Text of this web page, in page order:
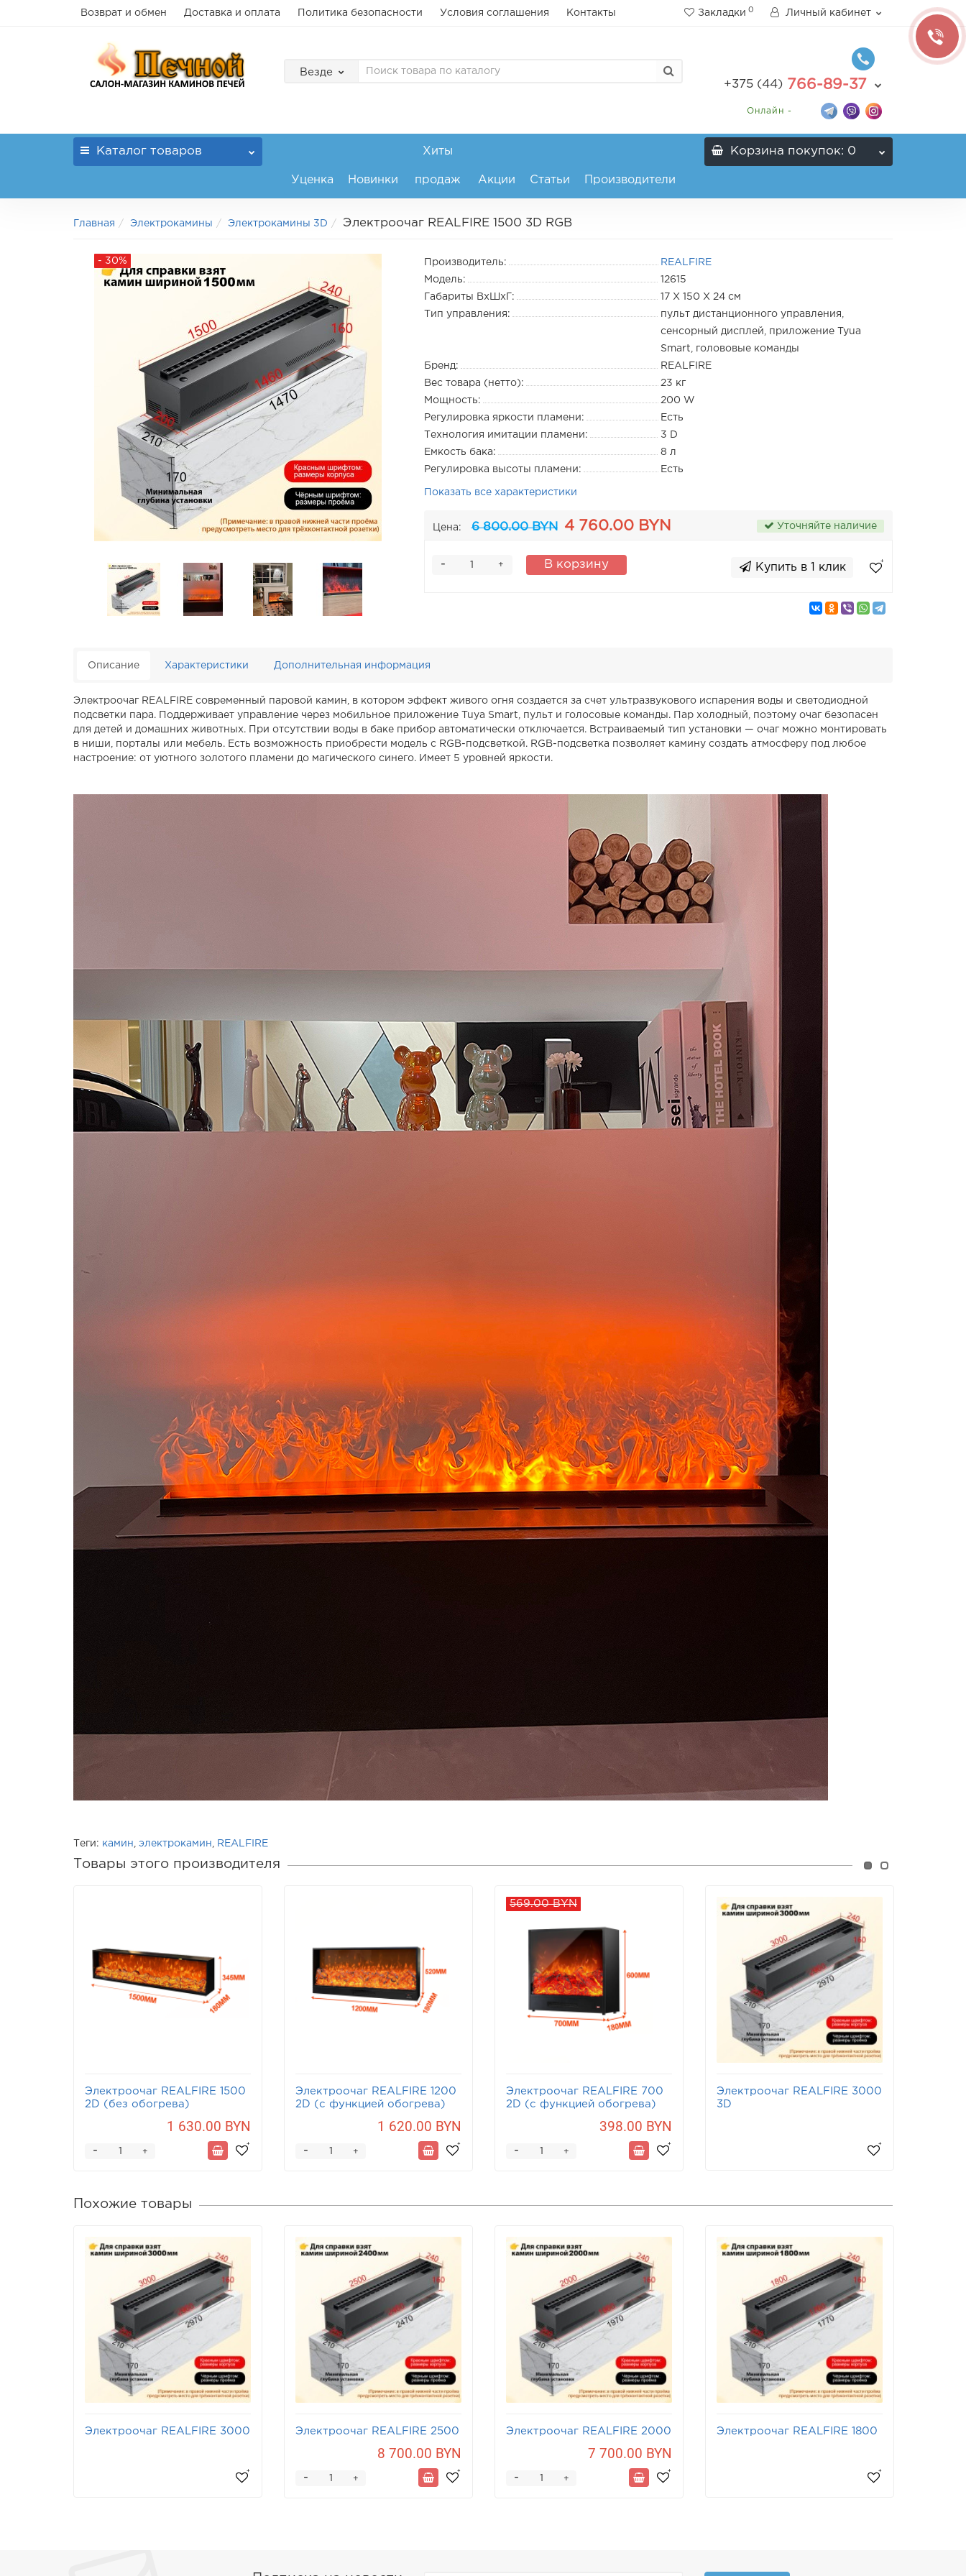
Возврат и обмен Доставка и оплата Политика безопасности Условия соглашения Контакты Закладки 0 Личный кабинет
Везде
+375 (44) 766-89-37
Онлайн -
Каталог товаров
Уценка Новинки
Хиты
продаж Акции Статьи Производители
Корзина покупок: 0
Главная Электрокамины Электрокамины 3D Электроочаг REALFIRE 1500 3D RGB
- 30% Производитель:
REALFIRE
Модель:
12615
Габариты ВхШхГ:
17 Х 150 Х 24 см
Тип управления:
пульт дистанционного управления,
сенсорный дисплей, приложение Tyua
Smart, голововые команды
Бренд:
REALFIRE
Вес товара (нетто):
23 кг
Мощность:
200 W
Регулировка яркости пламени:
Есть
Технология имитации пламени:
3 D
Емкость бака:
8 л
Регулировка высоты пламени:
Есть
Показать все характеристики
Цена: 6 800.00 BYN 4 760.00 BYN Уточняйте наличие
+
- В корзину Купить в 1 клик
Описание Характеристики Дополнительная информация
Электроочаг REALFIRE современный паровой камин, в котором эффект живого огня создается за счет ультразвукового испарения воды и светодиодной
подсветки пара. Поддерживает управление через мобильное приложение Tuya Smart, пульт и голосовые команды. Пар холодный, поэтому очаг безопасен
для детей и домашних животных. При отсутствии воды в баке прибор автоматически отключается. Встраиваемый тип установки — очаг можно монтировать
в ниши, порталы или мебель. Есть возможность приобрести модель с RGB-подсветкой. RGB-подсветка позволяет камину создать атмосферу под любое
настроение: от уютного золотого пламени до магического синего. Имеет 5 уровней яркости.
Теги: камин электрокамин REALFIRE
Товары этого производителя
Электроочаг REALFIRE 1500
2D (без обогрева)
1 630.00 BYN
+
-
Электроочаг REALFIRE 1200
2D (с функцией обогрева)
1 620.00 BYN
+
-
569.00 BYN
Электроочаг REALFIRE 700
2D (с функцией обогрева)
398.00 BYN
+
-
Электроочаг REALFIRE 3000
3D
Похожие товары
Электроочаг REALFIRE 3000
Электроочаг REALFIRE 2500
8 700.00 BYN
+
-
Электроочаг REALFIRE 2000
7 700.00 BYN
+
-
Электроочаг REALFIRE 1800